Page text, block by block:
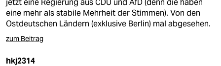
jetzt eine Regierung aus CDU und AfD (denn die haben
eine mehr als stabile Mehrheit der Stimmen). Von den
Ostdeutschen Ländern (exklusive Berlin) mal abgesehen.
zum Beitrag
hkj2314